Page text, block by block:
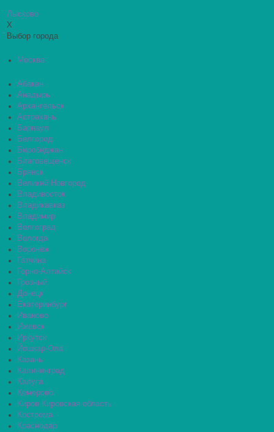
Лысково
X
Выбор города
Москва
Абакан
Анадырь
Архангельск
Астрахань
Барнаул
Белгород
Биробиджан
Благовещенск
Брянск
Великий Новгород
Владивосток
Владикавказ
Владимир
Волгоград
Вологда
Воронеж
Гатчина
Горно-Алтайск
Грозный
Донецк
Екатеринбург
Иваново
Ижевск
Иркутск
Йошкар-Ола
Казань
Калининград
Калуга
Кемерово
Киров Кировская область
Кострома
Краснодар